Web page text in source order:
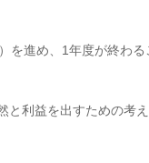
進め、1年度が終わる
と利益を出すための考